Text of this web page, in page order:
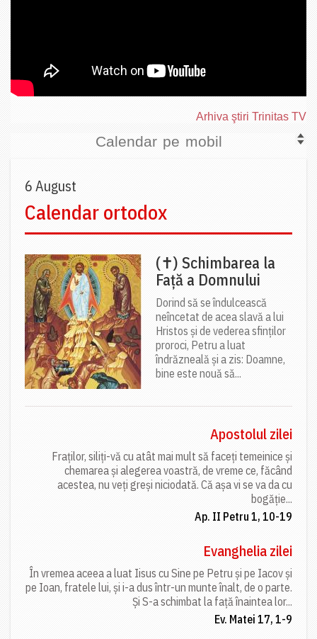
Arhiva ştiri Trinitas TV
Calendar pe mobil
6 August
Calendar ortodox
(✝) Schimbarea la
Față a Domnului
Dorind să se îndulcească
neîncetat de acea slavă a lui
Hristos și de vederea sfinților
proroci, Petru a luat
îndrăzneală și a zis: Doamne,
bine este nouă să...
Apostolul zilei
Fraților, siliți-vă cu atât mai mult să faceți temeinice și
chemarea și alegerea voastră, de vreme ce, făcând
acestea, nu veți greși niciodată. Că așa vi se va da cu
bogăție...
Ap. II Petru 1, 10-19
Evanghelia zilei
În vremea aceea a luat Iisus cu Sine pe Petru și pe Iacov și
pe Ioan, fratele lui, și i-a dus într-un munte înalt, de o parte.
Și S-a schimbat la față înaintea lor...
Ev. Matei 17, 1-9